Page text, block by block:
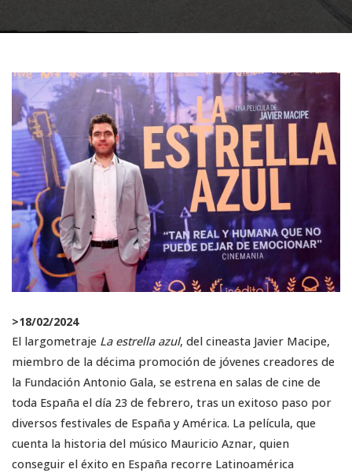
>18/02/2024
El largometraje La estrella azul, del cineasta Javier Macipe,
miembro de la décima promoción de jóvenes creadores de
la Fundación Antonio Gala, se estrena en salas de cine de
toda España el día 23 de febrero, tras un exitoso paso por
diversos festivales de España y América. La película, que
cuenta la historia del músico Mauricio Aznar, quien
conseguir el éxito en España recorre Latinoamérica